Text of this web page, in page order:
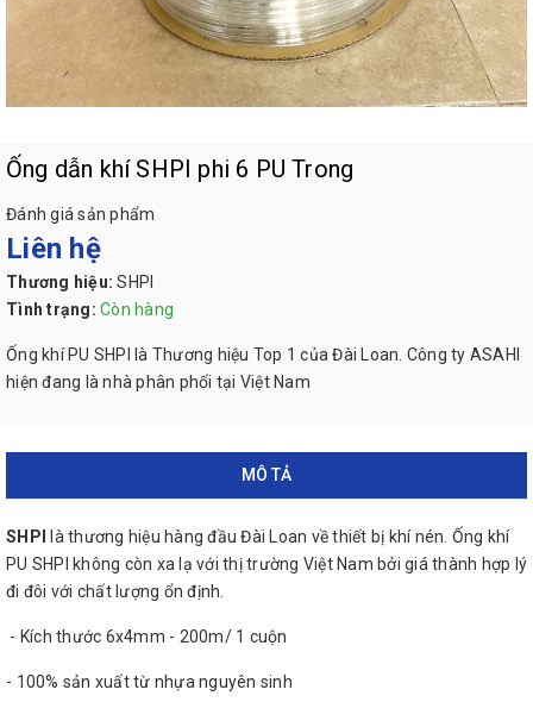
Ống dẫn khí SHPI phi 6 PU Trong
Đánh giá sản phẩm
Liên hệ
Thương hiệu: SHPI
Tình trạng: Còn hàng
Ống khí PU SHPI là Thương hiệu Top 1 của Đài Loan. Công ty ASAHI
hiện đang là nhà phân phối tại Việt Nam
MÔ TẢ
SHPI
là thương hiệu hàng đầu Đài Loan về thiết bị khí nén. Ống khí
PU SHPI không còn xa lạ với thị trường Việt Nam bởi giá thành hợp lý
đi đôi với chất lượng ổn định.
- Kích thước 6x4mm - 200m/ 1 cuộn
- 100% sản xuất từ nhựa nguyên sinh